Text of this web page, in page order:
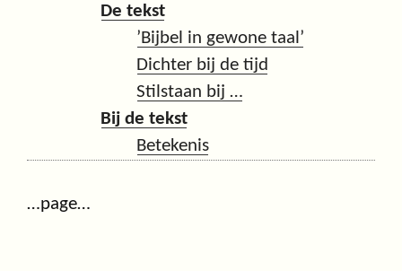
De tekst
’Bijbel in gewone taal’
Dichter bij de tijd
Stilstaan bij …
Bij de tekst
Betekenis
…page…